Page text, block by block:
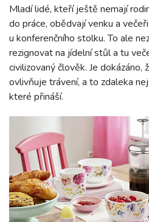
Mladí lidé, kteří ještě nemají
do práce, obědvají venku a
u konferenčního stolku. To ale
rezignovat na jídelní stůl a tu
civilizovaný člověk. Je dokázáno,
ovlivňuje trávení, a to zdaleka
které přináší.